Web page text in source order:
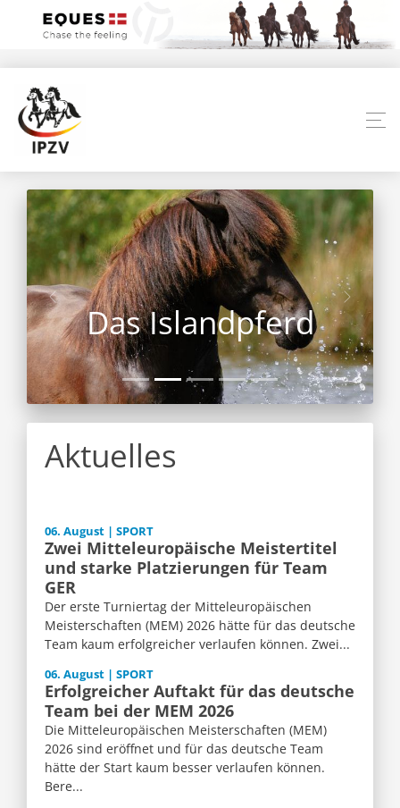
Das Islandpferd
Aktuelles
06. August | SPORT
Zwei Mitteleuropäische Meistertitel
und starke Platzierungen für Team
GER
Der erste Turniertag der Mitteleuropäischen
Meisterschaften (MEM) 2026 hätte für das deutsche
Team kaum erfolgreicher verlaufen können. Zwei...
06. August | SPORT
Erfolgreicher Auftakt für das deutsche
Team bei der MEM 2026
Die Mitteleuropäischen Meisterschaften (MEM)
2026 sind eröffnet und für das deutsche Team
hätte der Start kaum besser verlaufen können.
Bere...